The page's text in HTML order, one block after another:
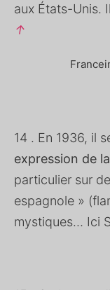
aux États-Unis.
↑
14 . En 1936, il
expression de
particulier sur
espagnole »
mystiques… Ici